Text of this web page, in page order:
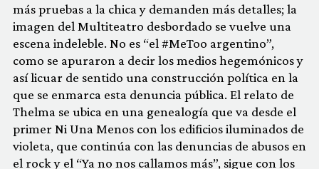
más pruebas a la chica y demanden más detalles; la
imagen del Multiteatro desbordado se vuelve una
escena indeleble. No es “el #MeToo argentino”,
como se apuraron a decir los medios hegemónicos y
así licuar de sentido una construcción política en la
que se enmarca esta denuncia pública. El relato de
Thelma se ubica en una genealogía que va desde el
primer Ni Una Menos con los edificios iluminados de
violeta, que continúa con las denuncias de abusos en
el rock y el “Ya no nos callamos más”, sigue con los